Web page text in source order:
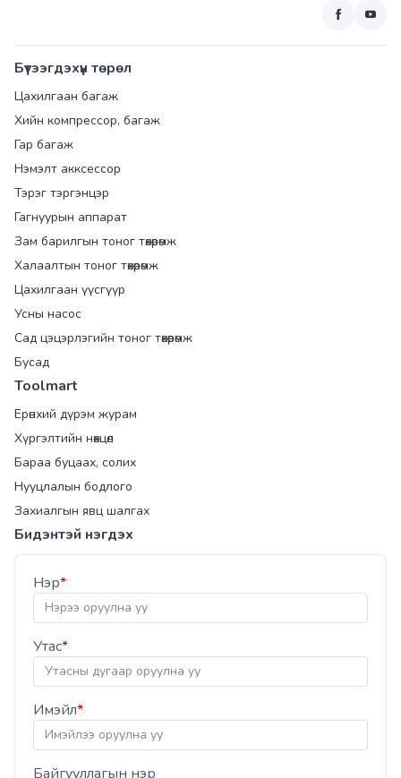
Бүтээгдэхүүн төрөл
Цахилгаан багаж
Хийн компрессор, багаж
Гар багаж
Нэмэлт акксессор
Тэрэг тэргэнцэр
Гагнуурын аппарат
Зам барилгын тоног төхөөрөмж
Халаалтын тоног төхөөрөмж
Цахилгаан үүсгүүр
Усны насос
Сад цэцэрлэгийн тоног төхөөрөмж
Бусад
Toolmart
Ерөнхий дүрэм журам
Хүргэлтийн нөхцөл
Бараа буцаах, солих
Нууцлалын бодлого
Захиалгын явц шалгах
Бидэнтэй нэгдэх
Нэр*
Утас*
Имэйл*
Байгууллагын нэр